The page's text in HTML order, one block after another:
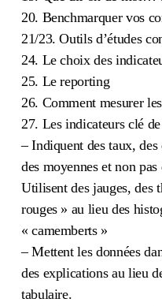
20. Benchmarquer vos
21/23. Outils d’études
24. Le choix des
25. Le reporting
26. Comment mesurer
27. Les indicateurs clé
– Indiquent des taux, des
des moyennes et non
Utilisent des jauges, des
rouges » au lieu des
« camemberts »
– Mettent les données
des explications au lieu
tabulaire.